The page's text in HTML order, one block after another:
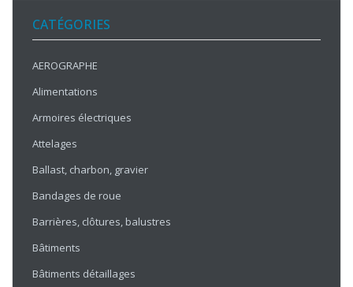
CATÉGORIES
AEROGRAPHE
Alimentations
Armoires électriques
Attelages
Ballast, charbon, gravier
Bandages de roue
Barrières, clôtures, balustres
Bâtiments
Bâtiments détaillages